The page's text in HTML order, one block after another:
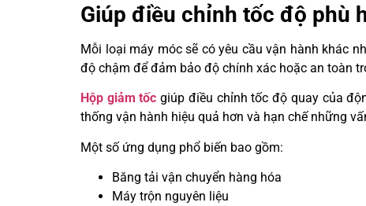
Giúp điều chỉnh tốc độ phù
Mỗi loại máy móc sẽ có yêu cầu vận hành khác
độ chậm để đảm bảo độ chính xác hoặc an toàn
Hộp giảm tốc giúp điều chỉnh tốc độ quay của
thống vận hành hiệu quả hơn và hạn chế những
Một số ứng dụng phổ biến bao gồm:
Băng tải vận chuyển hàng hóa
Máy trộn nguyên liệu